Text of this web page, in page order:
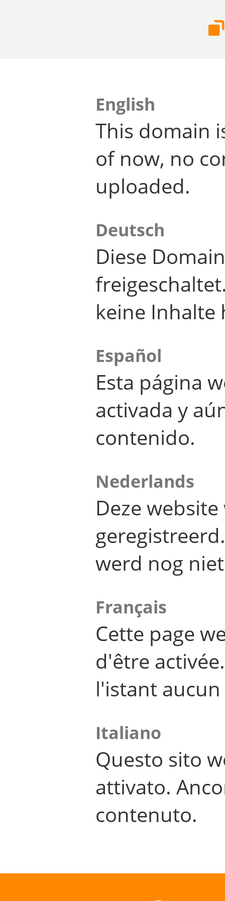
English
This domain
of now, no
uploaded.
Deutsch
Diese
keine Inhalte
Español
Esta página
activada y
contenido.
Nederlands
Deze
werd nog
Français
Cette page
d'être
l'istant
Italiano
Questo sito
attivato.
contenuto.